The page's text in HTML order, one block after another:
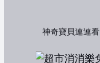
神奇寶貝連連看